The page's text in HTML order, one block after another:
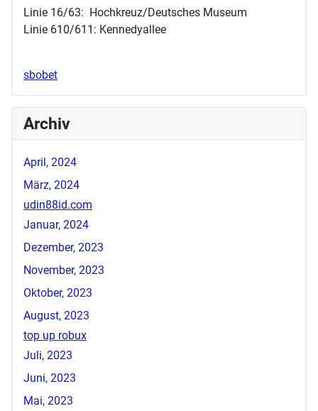
Linie 16/63: Hochkreuz/Deutsches Museum
Linie 610/611: Kennedyallee
sbobet
Archiv
April, 2024
März, 2024
udin88id.com
Januar, 2024
Dezember, 2023
November, 2023
Oktober, 2023
August, 2023
top up robux
Juli, 2023
Juni, 2023
Mai, 2023